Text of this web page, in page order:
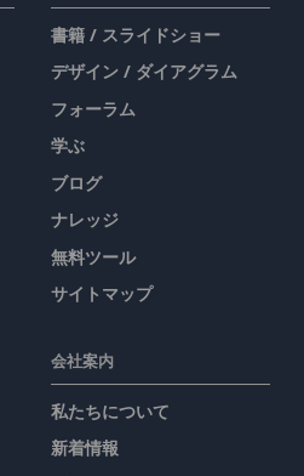
書籍 / スライドショー
デザイン / ダイアグラム
フォーラム
学ぶ
ブログ
ナレッジ
無料ツール
サイトマップ
会社案内
私たちについて
新着情報